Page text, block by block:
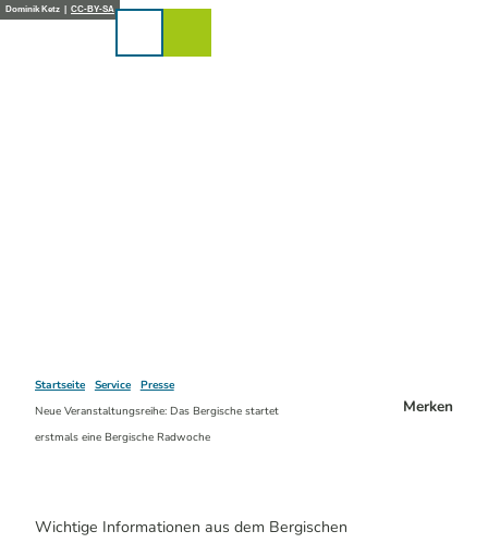
ZDominik Ketz | CC-BY-SA
Startseite Service
Presse
Neue Veranstaltungsreihe: Das Bergische startet
erstmals eine Bergische Radwoche
Merken
Wichtige Informationen aus dem Bergischen